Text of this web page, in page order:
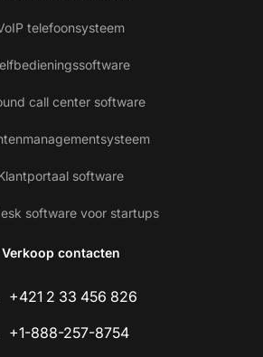
telefoonsysteem
call center software
software
software voor startups
Verkoop contacten
+421 2 33 456 826
+1-888-257-8754